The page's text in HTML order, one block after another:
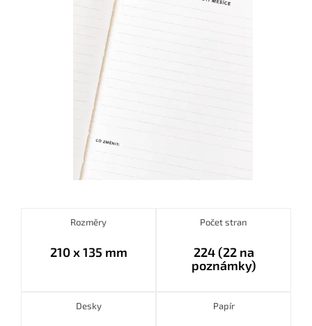
Rozměry
210 x 135 mm
Počet stran
224 (22 na
poznámky)
Desky Papír